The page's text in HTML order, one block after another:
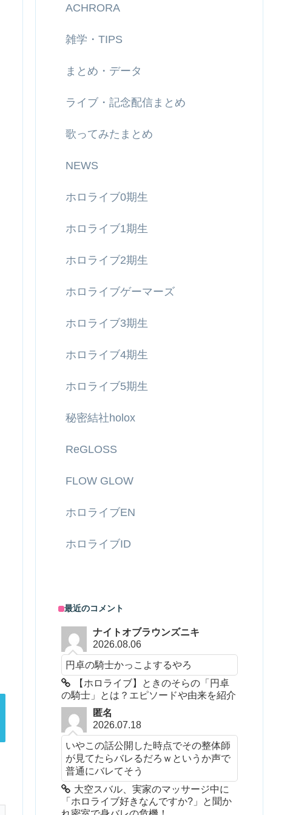
ACHRORA
雑学・TIPS
まとめ・データ
ライブ・記念配信まとめ
歌ってみたまとめ
NEWS
ホロライブ0期生
ホロライブ1期生
ホロライブ2期生
ホロライブゲーマーズ
ホロライブ3期生
ホロライブ4期生
ホロライブ5期生
秘密結社holox
ReGLOSS
FLOW GLOW
ホロライブEN
ホロライブID
最近のコメント
ナイトオブラウンズニキ
2026.08.06
円卓の騎士かっこよするやろ
【ホロライブ】ときのそらの「円卓
の騎士」とは？エピソードや由来を紹介
匿名
2026.07.18
いやこの話公開した時点でその整体師
が見てたらバレるだろｗというか声で
普通にバレてそう
大空スバル、実家のマッサージ中に
「ホロライブ好きなんですか?」と聞か